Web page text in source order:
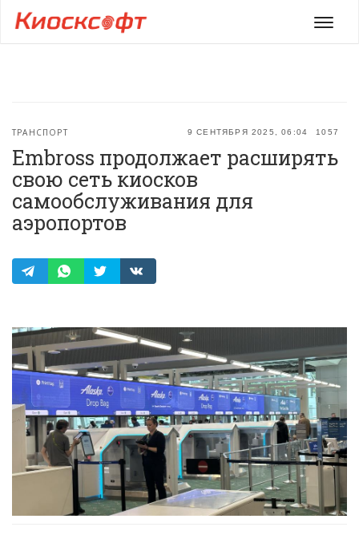
Меню
9 СЕНТЯБРЯ 2025, 06:04 1057
ТРАНСПОРТ
Embross продолжает расширять
свою сеть киосков
самообслуживания для
аэропортов